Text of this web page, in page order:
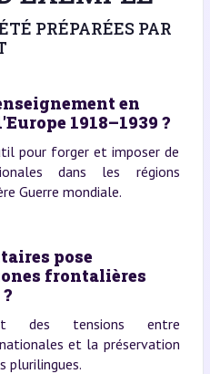
PRÉPARÉES PAR
en
1918–1939 ?
pour forger et imposer de
dans les régions
Guerre mondiale.
pose
frontalières
des tensions entre
et la préservation
plurilingues.